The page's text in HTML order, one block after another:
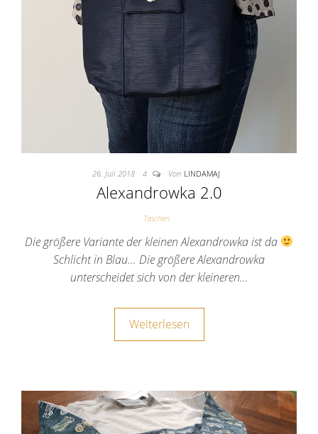
26. Juli 2018 4 Von LINDAMAJ
Alexandrowka 2.0
Taschen
Die größere Variante der kleinen Alexandrowka ist da
Schlicht in Blau… Die größere Alexandrowka
unterscheidet sich von der kleineren…
Weiterlesen